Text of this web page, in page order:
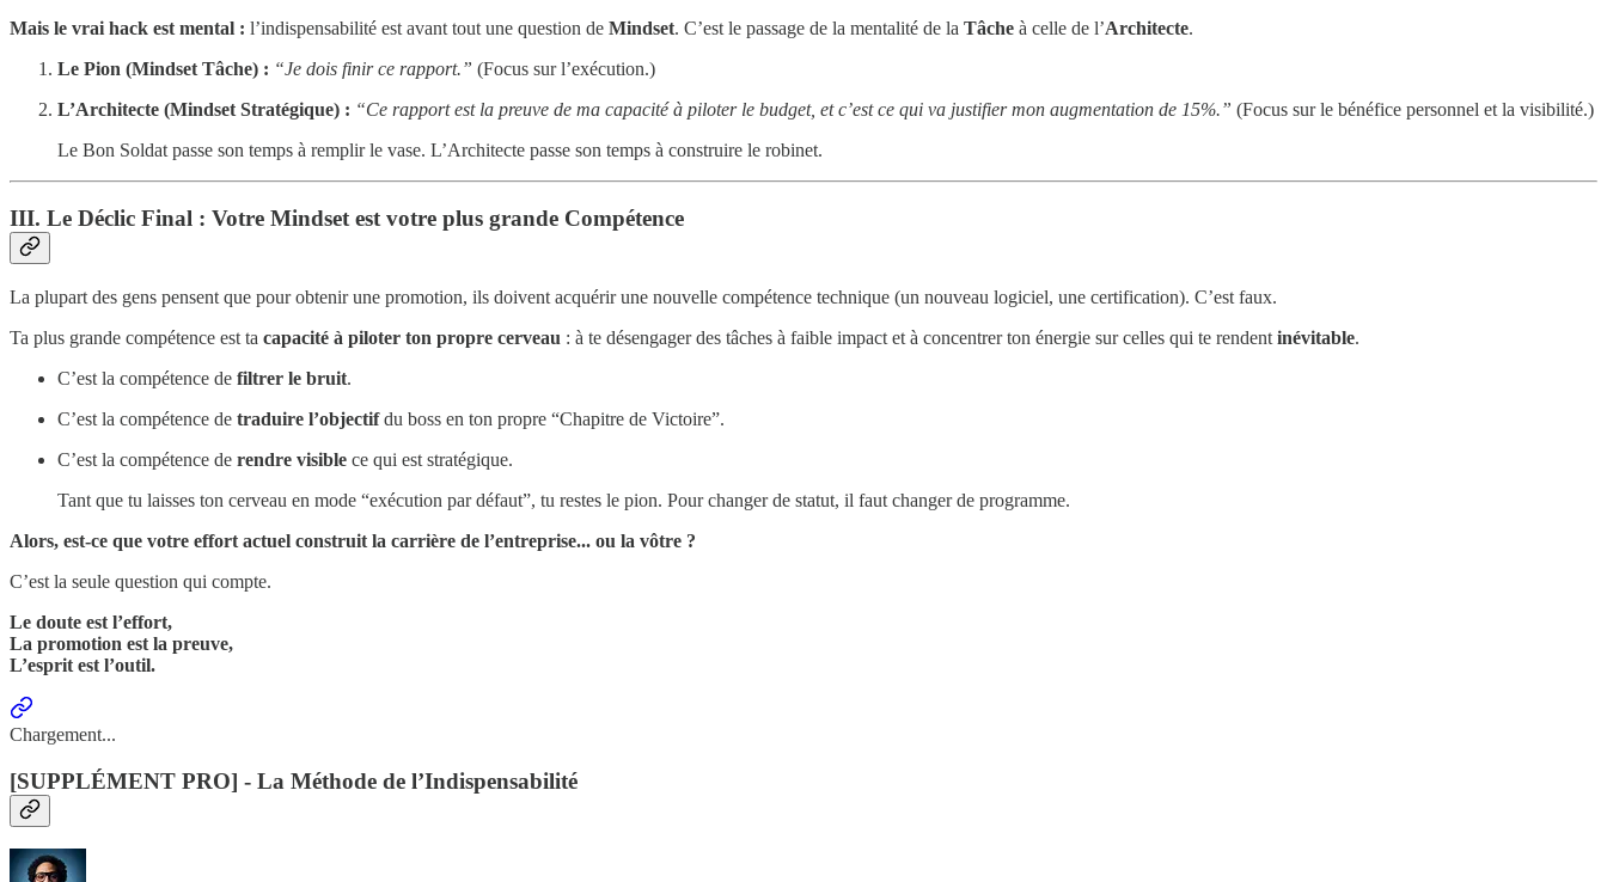
Mais le vrai hack est mental : l’indispensabilité est avant tout une question de Mindset. C’est le passage de la mentalité de la Tâche à celle de l’Architecte.
Le Pion (Mindset Tâche) : “Je dois finir ce rapport.” (Focus sur l’exécution.)
L’Architecte (Mindset Stratégique) : “Ce rapport est la preuve de ma capacité à piloter le budget, et c’est ce qui va justifier mon augmentation de 15%.” (Focus sur le bénéfice personnel et la visibilité.)
Le Bon Soldat passe son temps à remplir le vase. L’Architecte passe son temps à construire le robinet.
III. Le Déclic Final : Votre Mindset est votre plus grande Compétence
La plupart des gens pensent que pour obtenir une promotion, ils doivent acquérir une nouvelle compétence technique (un nouveau logiciel, une certification). C’est faux.
Ta plus grande compétence est ta capacité à piloter ton propre cerveau : à te désengager des tâches à faible impact et à concentrer ton énergie sur celles qui te rendent inévitable.
C’est la compétence de filtrer le bruit.
C’est la compétence de traduire l’objectifdu boss en ton propre “Chapitre de Victoire”.
C’est la compétence de rendre visible ce qui est stratégique.
Tant que tu laisses ton cerveau en mode “exécution par défaut”, tu restes le pion. Pour changer de statut, il faut changer de programme.
Alors, est-ce que votre effort actuel construit la carrière de l’entreprise... ou la vôtre ?
C’est la seule question qui compte.
Le doute est l’effort,
La promotion est la preuve,
L’esprit est l’outil.
Chargement...
[SUPPLÉMENT PRO] - La Méthode de l’Indispensabilité